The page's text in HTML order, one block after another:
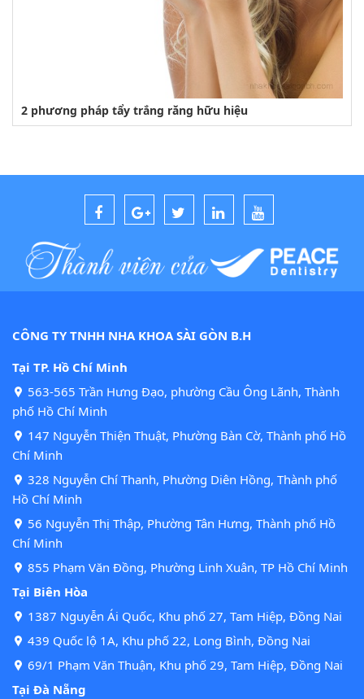
2 phương pháp tẩy trắng răng hữu hiệu
CÔNG TY TNHH NHA KHOA SÀI GÒN B.H
Tại TP. Hồ Chí Minh
563-565 Trần Hưng Đạo, phường Cầu Ông Lãnh, Thành
phố Hồ Chí Minh
147 Nguyễn Thiện Thuật, Phường Bàn Cờ, Thành phố Hồ
Chí Minh
328 Nguyễn Chí Thanh, Phường Diên Hồng, Thành phố
Hồ Chí Minh
56 Nguyễn Thị Thập, Phường Tân Hưng, Thành phố Hồ
Chí Minh
855 Phạm Văn Đồng, Phường Linh Xuân, TP Hồ Chí Minh
Tại Biên Hòa
1387 Nguyễn Ái Quốc, Khu phố 27, Tam Hiệp, Đồng Nai
439 Quốc lộ 1A, Khu phố 22, Long Bình, Đồng Nai
69/1 Phạm Văn Thuận, Khu phố 29, Tam Hiệp, Đồng Nai
Tại Đà Nẵng